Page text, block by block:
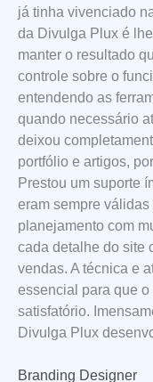
já tinha vivenciado
da Divulga Plux é
manter o resultado
controle sobre o
entendendo as
quando necessário
deixou
portfólio e artigos,
Prestou um suporte
eram sempre
planejamento com
cada detalhe do site
vendas. A técnica e
essencial para que
satisfatório.
Divulga Plux
Branding Designer